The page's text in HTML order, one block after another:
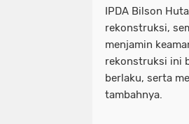
IPDA Bilson
rekonstruksi,
menjamin
rekonstruksi ini
berlaku, serta
tambahnya.